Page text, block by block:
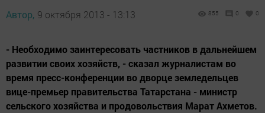
Автор, 9 октября 2013 - 13:13 855 0 0
- Необходимо заинтересовать частников в дальнейшем
развитии своих хозяйств, - сказал журналистам во
время пресс-конференции во дворце земледельцев
вице-премьер правительства Татарстана - министр
сельского хозяйства и продовольствия Марат Ахметов.